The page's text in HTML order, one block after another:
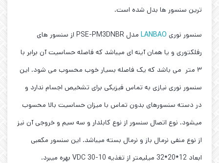
ترین سنسور ها بدل شده است.
سنسور نوری LANBAO
مدل PSE-PM3DNBR از سنسور های
رفلکتوری و یا همان آینه ای میباشد که فاصله حساسیت آن برابر با
۳ متر می باشد که یک فاصله بسیار خوب محسوب می شود. این
سنسور نوری نیازی به تماس فیزیکی برای تشخیص اجسام ندارد و
در دسته سنسورهای بدون تماس با میزان حساسیت بالا محسوب
میشود. نوع اتصال سنسور از نوع کابلدار و سه سیم و خروجی آن نیز
از نوع منفی نرمال باز و نرمال بسته میباشد. این سنسور مکعبی
ابعاد 12*20*32 میلیمتر از تغذیه 10-30 VDC‌ بهره میبرد.